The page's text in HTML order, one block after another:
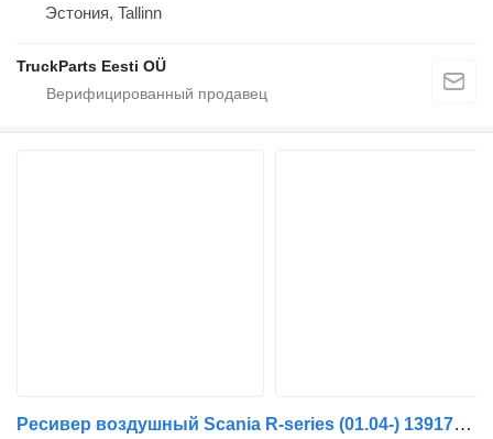
Эстония, Tallinn
TruckParts Eesti OÜ
Ресивер воздушный Scania R-series (01.04-) 1391742 1355687 для тягача Scania P,G,R,T-series (2004-2017)